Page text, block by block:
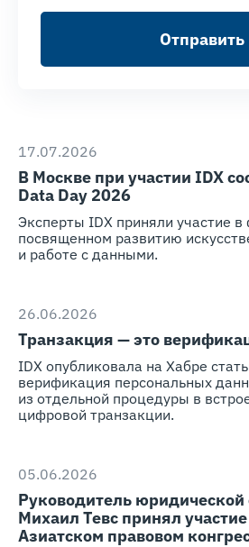
Отправить
17.07.2026
В Москве при участии IDX
Data Day 2026
Эксперты IDX приняли участие в
посвященном развитию
и работе с данными.
26.06.2026
Транзакция — это
IDX опубликовала на Хабре
верификация персональных
из отдельной процедуры в
цифровой транзакции.
05.06.2026
Руководитель
Михаил Тевс принял
Азиатском правовом